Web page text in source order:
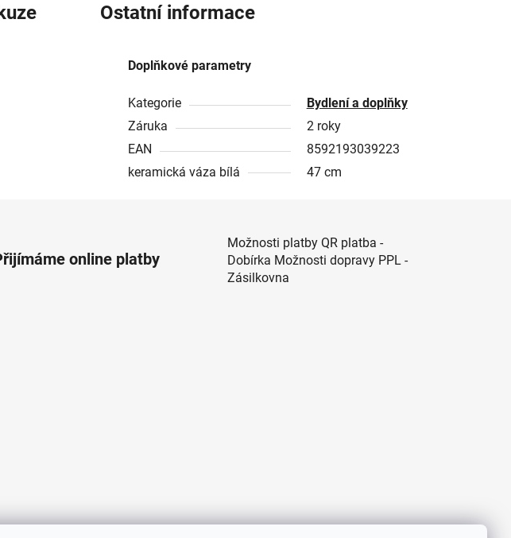
Ostatní informace
Doplňkové parametry
Kategorie
Bydlení a doplňky
Záruka
2 roky
EAN
8592193039223
keramická váza bílá
47 cm
online platby
Možnosti platby QR platba -
Dobírka Možnosti dopravy PPL -
Zásilkovna